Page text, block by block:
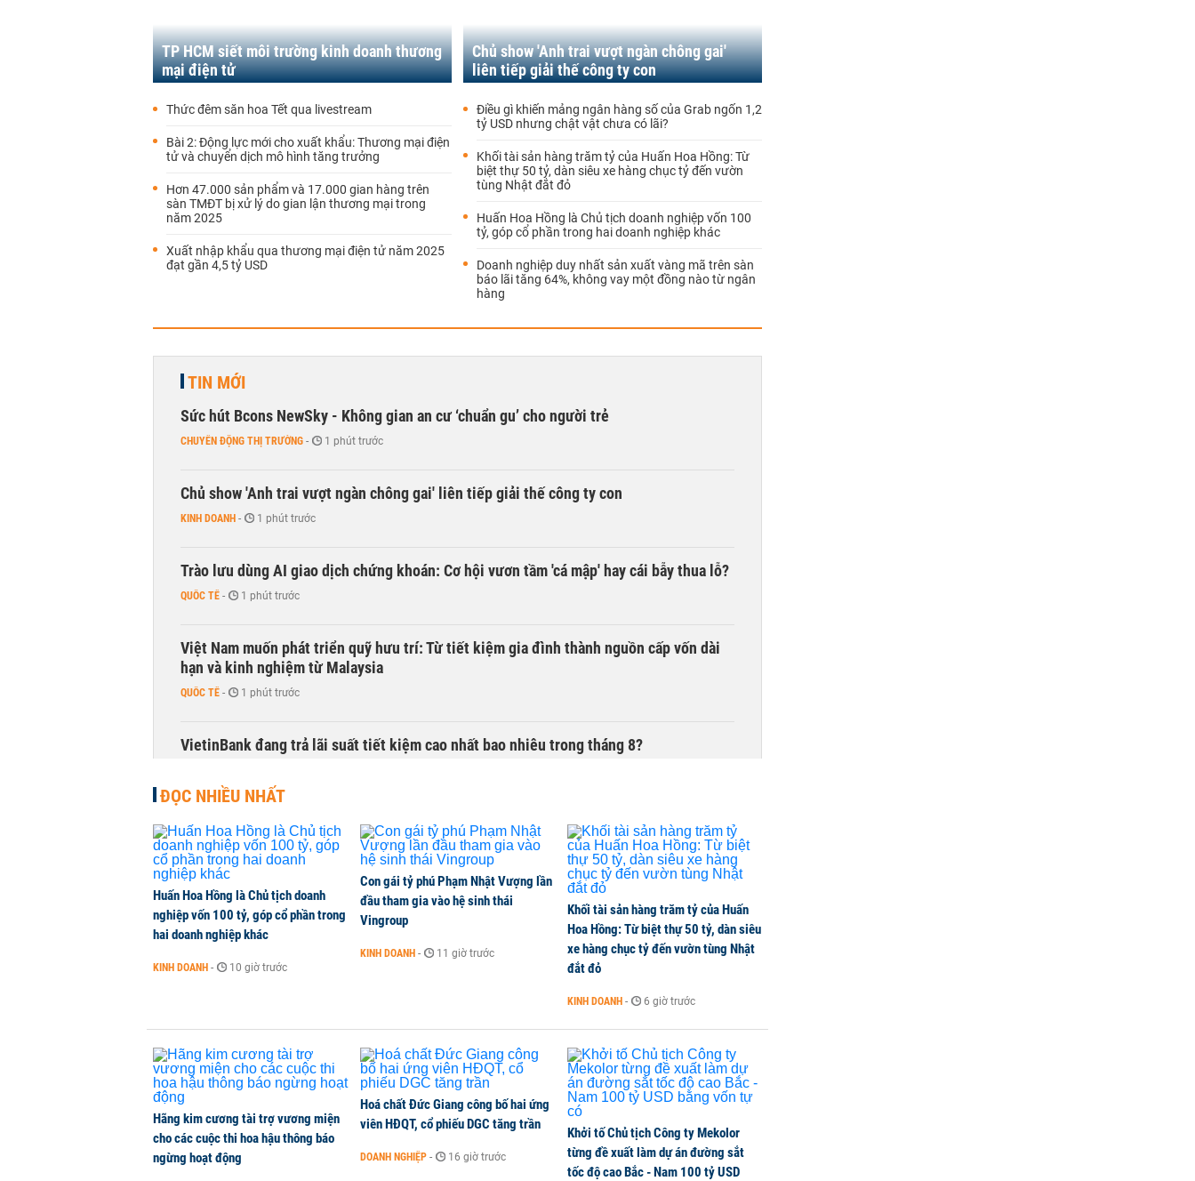
TP HCM siết môi trường kinh doanh thương
mại điện tử
Thức đêm săn hoa Tết qua livestream
Bài 2: Động lực mới cho xuất khẩu: Thương mại điện
tử và chuyển dịch mô hình tăng trưởng
Hơn 47.000 sản phẩm và 17.000 gian hàng trên
sàn TMĐT bị xử lý do gian lận thương mại trong
năm 2025
Xuất nhập khẩu qua thương mại điện tử năm 2025
đạt gần 4,5 tỷ USD
Chủ show 'Anh trai vượt ngàn chông gai'
liên tiếp giải thế công ty con
Điều gì khiến mảng ngân hàng số của Grab ngốn 1,2
tỷ USD nhưng chật vật chưa có lãi?
Khối tài sản hàng trăm tỷ của Huấn Hoa Hồng: Từ
biệt thự 50 tỷ, dàn siêu xe hàng chục tỷ đến vườn
tùng Nhật đắt đỏ
Huấn Hoa Hồng là Chủ tịch doanh nghiệp vốn 100
tỷ, góp cổ phần trong hai doanh nghiệp khác
Doanh nghiệp duy nhất sản xuất vàng mã trên sàn
báo lãi tăng 64%, không vay một đồng nào từ ngân
hàng
TIN MỚI
Sức hút Bcons NewSky - Không gian an cư ‘chuẩn gu’ cho người trẻ
CHUYỂN ĐỘNG THỊ TRƯỜNG - 1 phút trước
Chủ show 'Anh trai vượt ngàn chông gai' liên tiếp giải thế công ty con
KINH DOANH - 1 phút trước
Trào lưu dùng AI giao dịch chứng khoán: Cơ hội vươn tầm 'cá mập' hay cái bẫy thua lỗ?
QUỐC TẾ - 1 phút trước
Việt Nam muốn phát triển quỹ hưu trí: Từ tiết kiệm gia đình thành nguồn cấp vốn dài
hạn và kinh nghiệm từ Malaysia
QUỐC TẾ - 1 phút trước
VietinBank đang trả lãi suất tiết kiệm cao nhất bao nhiêu trong tháng 8?
Điều gì khiến mảng ngân hàng số của Grab ngốn 1,2 tỷ USD nhưng chật vật chưa có
lãi?
KINH DOANH 1 phút trước
Quy mô quỹ PYN Elite giảm hơn 2.100 tỷ đồng sau tháng 7 ‘tồi tệ’
CHỨNG KHOÁN
Phía sau một Đà Nẵng đáng sống: Điều gì đang tạo nên sức hút của đô thị biển?
ĐỌC NHIỀU NHẤT
Huấn Hoa Hồng là Chủ tịch doanh
nghiệp vốn 100 tỷ, góp cổ phần trong
hai doanh nghiệp khác
KINH DOANH - 10 giờ trước
Con gái tỷ phú Phạm Nhật Vượng lần
đầu tham gia vào hệ sinh thái
Vingroup
KINH DOANH - 11 giờ trước
Khối tài sản hàng trăm tỷ của Huấn
Hoa Hồng: Từ biệt thự 50 tỷ, dàn siêu
xe hàng chục tỷ đến vườn tùng Nhật
đắt đỏ
KINH DOANH - 6 giờ trước
Hãng kim cương tài trợ vương miện
cho các cuộc thi hoa hậu thông báo
ngừng hoạt động
Hoá chất Đức Giang công bố hai ứng
viên HĐQT, cổ phiếu DGC tăng trần
DOANH NGHIỆP - 16 giờ trước
Khởi tố Chủ tịch Công ty Mekolor
từng đề xuất làm dự án đường sắt
tốc độ cao Bắc - Nam 100 tỷ USD